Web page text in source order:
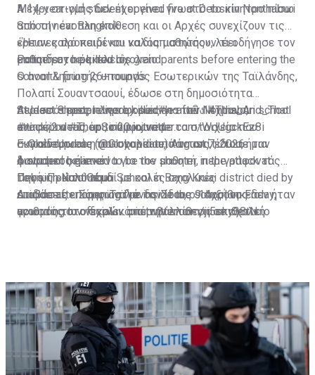
A 14-year-old student opened fire at Debsirin Nonthaburi
School near Bangkok
Police say he killed his grandparents before entering the
school & firing 26+ rounds
At least 8 people were killed#กราดยิง #This_And_That
#ข่าวด่วน #ThepSirin pic.twitter.com/WdUgckEz8i
— GlobeUpdate (@Globupdate)August 7, 2026
Μέχρι στιγμής δεν έχει γίνει γνωστό το κίνητρο πίσω
από την ένοπλη επίθεση και οι Αρχές συνεχίζουν τις
έρευνες προκειμένου να διαπιστώσουν τι οδήγησε τον
μαθητή στο μακελειό.
«Ήταν καλό παιδί και καλός μαθητής», λέει
εκπαιδευτικός του σχολείο
Ο αναπληρωτής υπουργός Εσωτερικών της Ταϊλάνδης,
Πολαπί Σουαντσαουί, έδωσε στη δημοσιότητα
περισσότερες πληροφορίες για τον 14χρονο,
αναφέροντας ότι, σύμφωνα με τα στοιχεία που
συγκέντρωσε η αστυνομία από το σπίτι του, ήταν
φανατικός gamer.
Student shooter dies by suicide after Nonthaburi school
attack; 2 dead, up to 20 injured
A student believed to be the shooter in the attack at
Debsirin Nonthaburi School in Bang Kruai district died by
suicide after opening fire inside the school on Friday,
according to officials…pic.twitter.com/ji5sky38tN
Εκπαιδευτικός του σχολείου, πάντως, έδωσε μια
διαφορετική εικόνα για τον μαθητή, περιγράφοντάς
τον ως «καλό παιδί με καλές σχολικές
επιδόσεις». Σύμφωνα με τον ίδιο, ο 14χρονος δεν ήταν
γνωστός στο σχολικό περιβάλλον για επιθετική
Πηγή: Πρώτο Θέμα
Διαβάστε επίσης:Ταϊλάνδη: Στους 9 αυξήθηκε ο
αριθμός των νεκρών από την επίθεση σε σχολείο